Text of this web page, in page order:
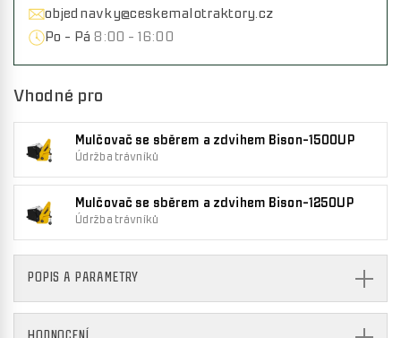
objednavky@ceskemalotraktory.cz
Po - Pá 8:00 - 16:00
Vhodné pro
Mulčovač se sběrem a zdvihem Bison-1500UP
Údržba trávníků
Mulčovač se sběrem a zdvihem Bison-1250UP
Údržba trávníků
POPIS A PARAMETRY